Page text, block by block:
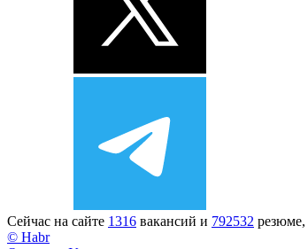
Сейчас на сайте 1316 вакансий и 792532 резюме,
© Habr